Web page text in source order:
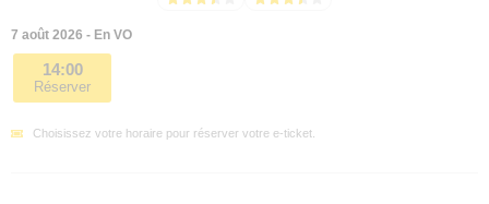
7 août 2026 - En VO
14:00
Réserver
Choisissez votre horaire pour réserver votre e-ticket.